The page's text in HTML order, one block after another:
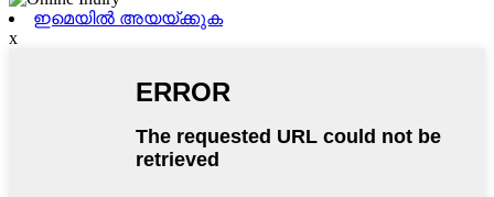
ഇമെയിൽ അയയ്ക്കുക
x